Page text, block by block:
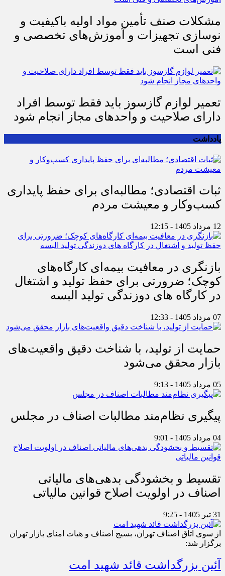
مشکلات صنف تأمین مواد اولیه باکیفیت و
نوسازی تجهیزات و آموزش‌های تخصصی و
فنی است
تعمیر لوازم گازسوز باید فقط توسط افراد
دارای صلاحیت و واحدهای مجاز انجام شود
یادداشت
ثبات اقتصادی؛ مطالبه‌ای برای حفظ پایداری
کسب‌وکار و معیشت مردم
12 مرداد 1405 - 12:15
بازنگری در معافیت بیمه‌ای کارگاه‌های
کوچک؛ ضرورتی برای حفظ تولید و اشتغال
در کارگاه های دوزندگی تولید البسه
07 مرداد 1405 - 12:33
حمایت از تولید، با شناخت دقیق واقعیت‌های
بازار محقق می‌شود
05 مرداد 1405 - 9:13
پیگیری نظام‌مند مطالبات اصناف در مجلس
04 مرداد 1405 - 9:01
تقسیط و بخشودگی بدهی‌های مالیاتی
اصناف در اولویت اصلاح قوانین مالیاتی
31 تیر 1405 - 9:25
از سوی اتاق اصناف تهران، بسیج اصناف و هیات امنای بازار تهران
برگزار شد:
آئین بزرگداشت قائد شهید امت